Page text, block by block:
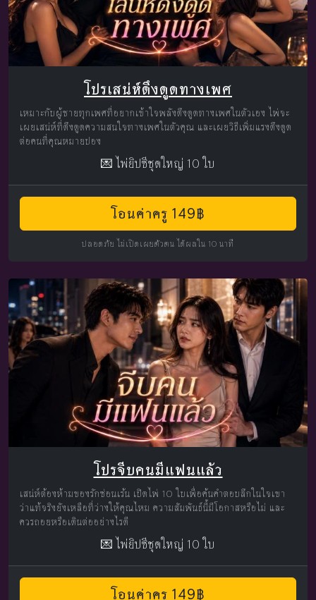
โปรเสน่ห์ดึงดูดทางเพศ
เหมาะกับผู้ชายทุกเพศที่อยากเข้าใจพลังดึงดูดทางเพศในตัวเอง ไพ่จะ
เผยเสน่ห์ที่ดึงดูดความสนใจทางเพศในตัวคุณ และเผยวิธีเพิ่มแรงดึงดูด
ต่อคนที่คุณหมายปอง
💌 ไพ่ยิปซีชุดใหญ่ 10 ใบ
โอนค่าครู 149฿
ปลอดภัย ไม่เปิดเผยตัวตน ได้ผลใน 10 นาที
โปรจีบคนมีแฟนแล้ว
เสน่ห์ต้องห้ามของรักซ่อนเร้น เปิดไพ่ 10 ใบเพื่อค้นคำตอบลึกในใจเขา
ว่าแท้จริงยังเหลือที่ว่างให้คุณไหม ความสัมพันธ์นี้มีโอกาสหรือไม่ และ
ควรถอยหรือเดินต่ออย่างไรดี
💌 ไพ่ยิปซีชุดใหญ่ 10 ใบ
โอนค่าครู 149฿